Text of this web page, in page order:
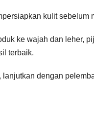
kulit sebelum
ke wajah dan leher,
terbaik.
lanjutkan dengan